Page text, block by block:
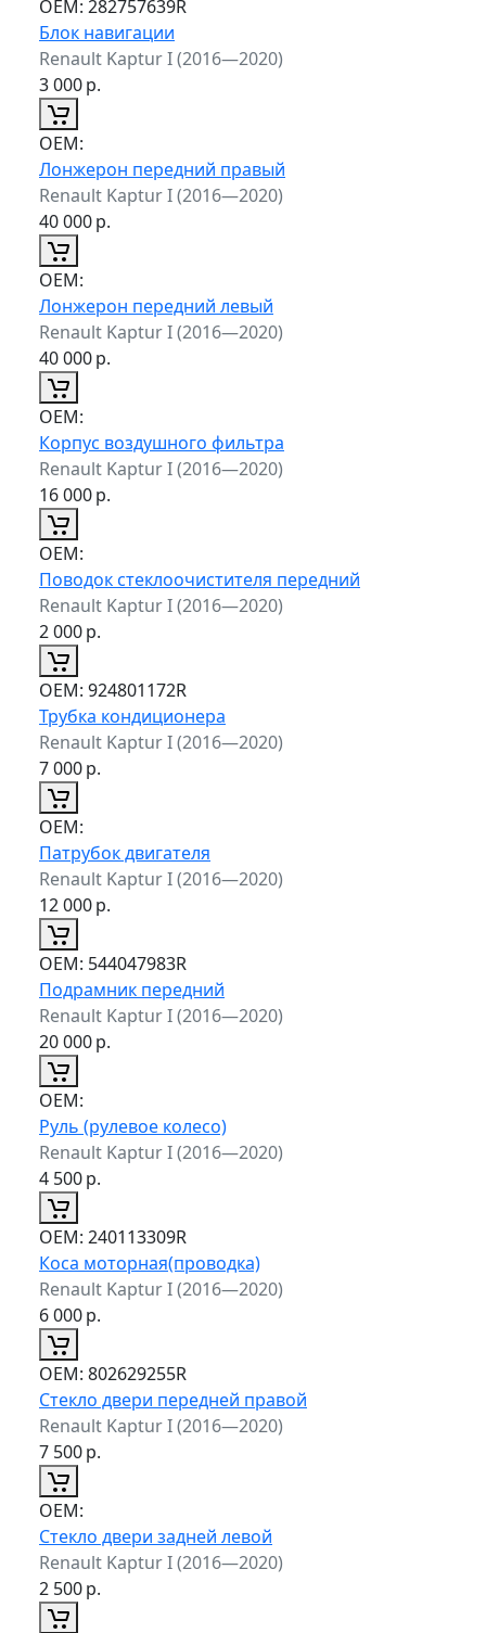
ОЕМ: 282757639R
Блок навигации
Renault Kaptur I (2016—2020)
3 000р.
ОЕМ:
Лонжерон передний правый
Renault Kaptur I (2016—2020)
40 000р.
ОЕМ:
Лонжерон передний левый
Renault Kaptur I (2016—2020)
40 000р.
ОЕМ:
Корпус воздушного фильтра
Renault Kaptur I (2016—2020)
16 000р.
ОЕМ:
Поводок стеклоочистителя передний
Renault Kaptur I (2016—2020)
2 000р.
ОЕМ: 924801172R
Трубка кондиционера
Renault Kaptur I (2016—2020)
7 000р.
ОЕМ:
Патрубок двигателя
Renault Kaptur I (2016—2020)
12 000р.
ОЕМ: 544047983R
Подрамник передний
Renault Kaptur I (2016—2020)
20 000р.
ОЕМ:
Руль (рулевое колесо)
Renault Kaptur I (2016—2020)
4 500р.
ОЕМ: 240113309R
Коса моторная(проводка)
Renault Kaptur I (2016—2020)
6 000р.
ОЕМ: 802629255R
Стекло двери передней правой
Renault Kaptur I (2016—2020)
7 500р.
ОЕМ:
Стекло двери задней левой
Renault Kaptur I (2016—2020)
2 500р.